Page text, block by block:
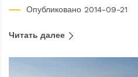
Опубликовано 2014-09-21
Читать далее